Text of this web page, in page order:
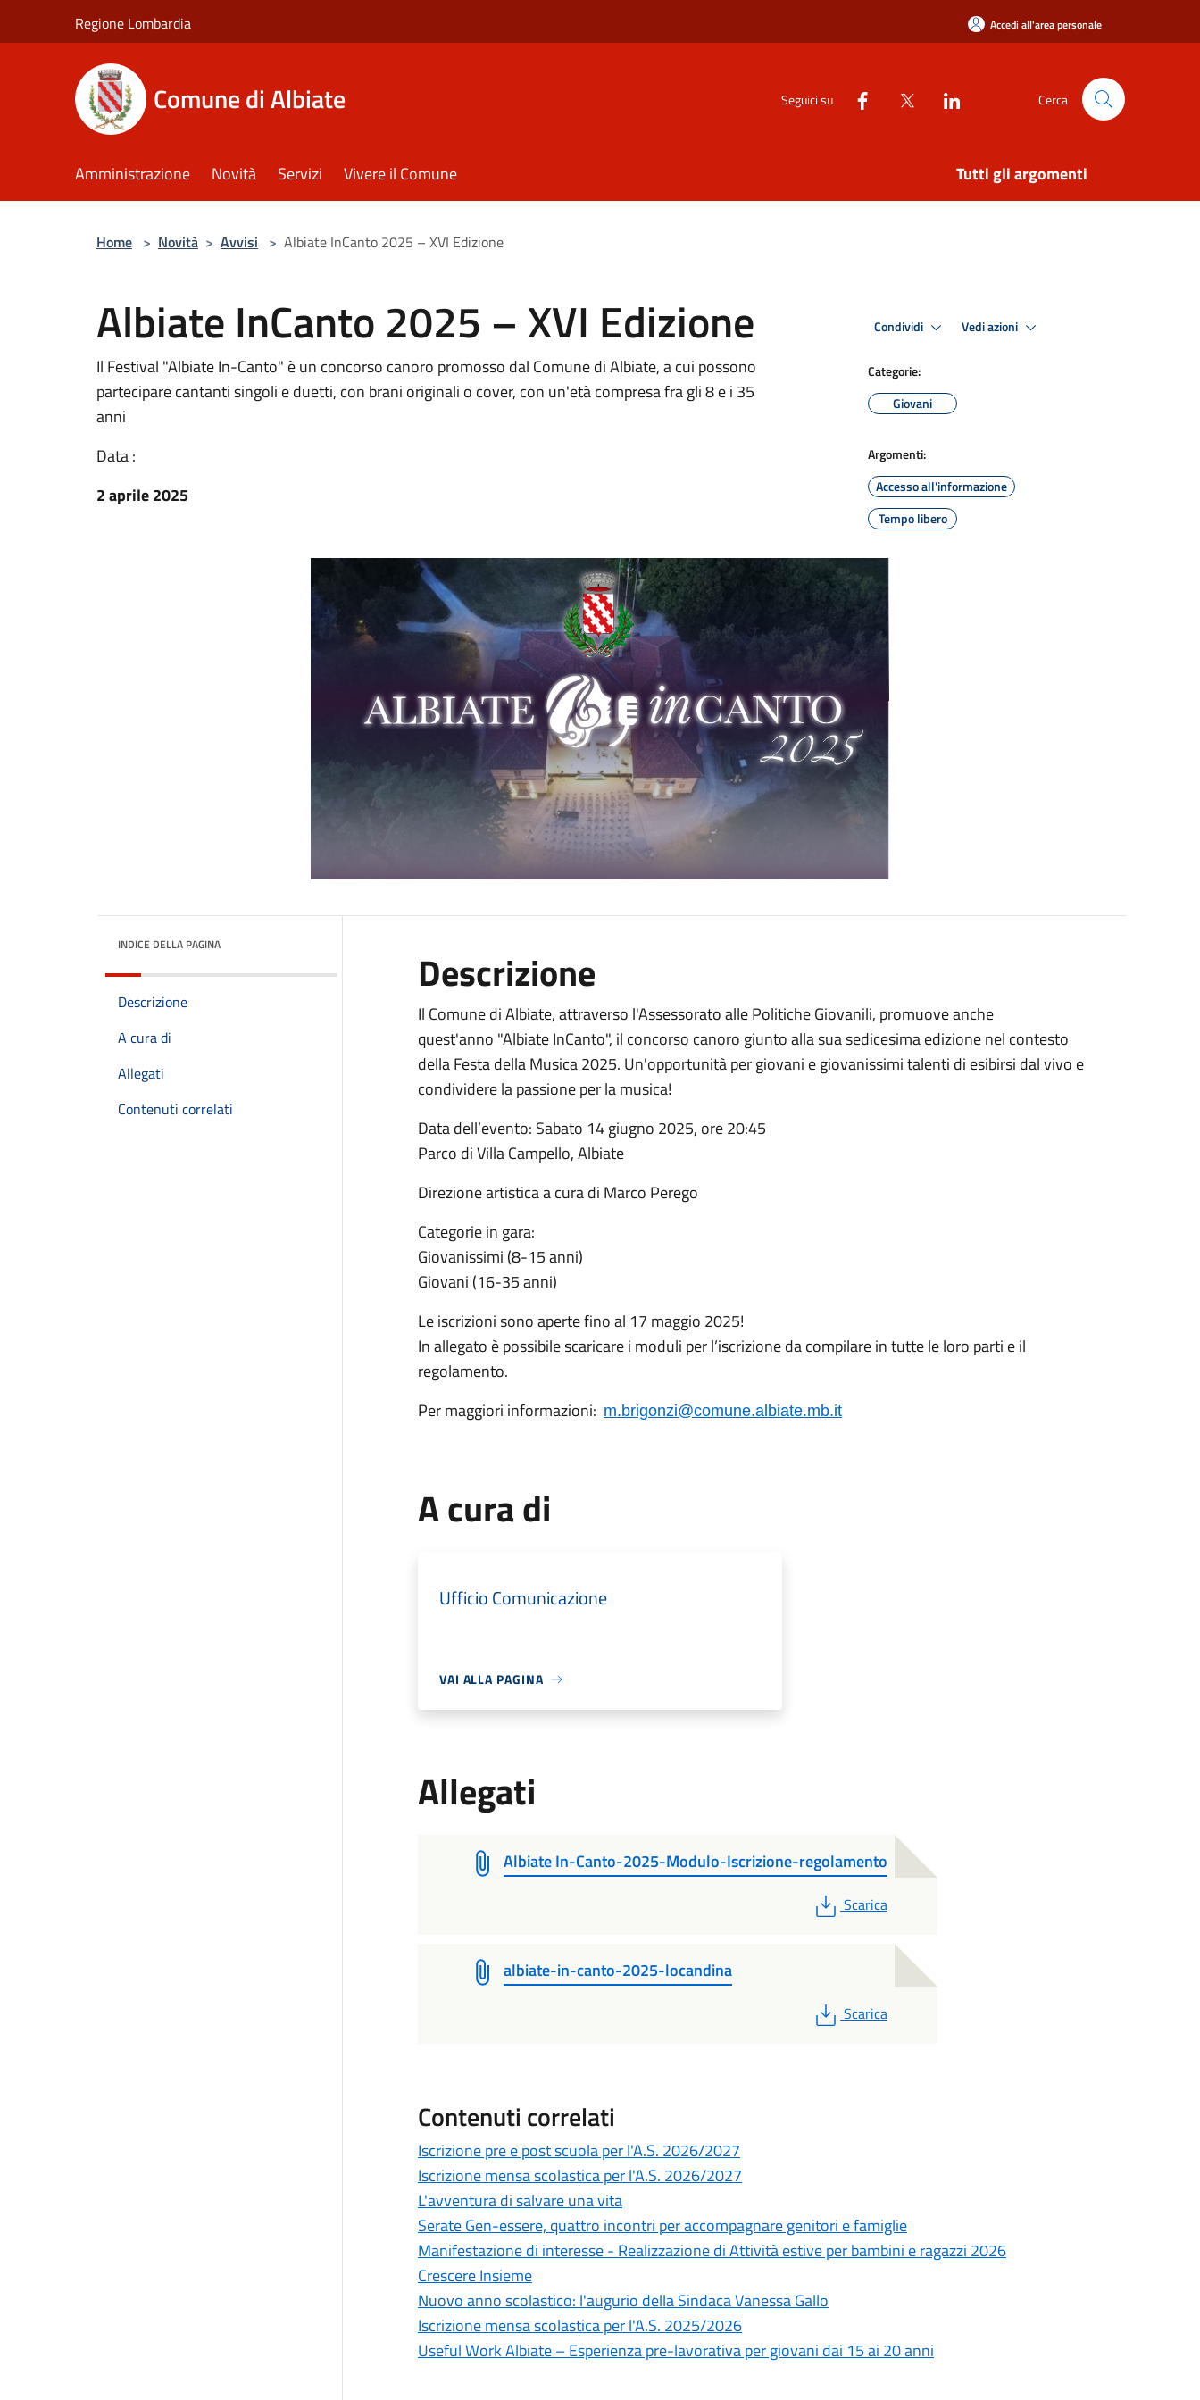
Regione Lombardia Accedi all'area personale
Comune di Albiate Seguici su Cerca
Amministrazione Novità Servizi Vivere il Comune Tutti gli argomenti
Home > Novità > Avvisi > Albiate InCanto 2025 – XVI Edizione
Albiate InCanto 2025 – XVI Edizione
Il Festival "Albiate In-Canto" è un concorso canoro promosso dal Comune di Albiate, a cui possono
partecipare cantanti singoli e duetti, con brani originali o cover, con un'età compresa fra gli 8 e i 35
anni
Data :
2 aprile 2025
Condividi Vedi azioni
Categorie:
Giovani
Argomenti:
Accesso all'informazione
Tempo libero
INDICE DELLA PAGINA
Descrizione
A cura di
Allegati
Contenuti correlati
Descrizione
Il Comune di Albiate, attraverso l'Assessorato alle Politiche Giovanili, promuove anche
quest'anno "Albiate InCanto", il concorso canoro giunto alla sua sedicesima edizione nel contesto
della Festa della Musica 2025. Un'opportunità per giovani e giovanissimi talenti di esibirsi dal vivo e
condividere la passione per la musica!
Data dell’evento: Sabato 14 giugno 2025, ore 20:45
Parco di Villa Campello, Albiate
Direzione artistica a cura di Marco Perego
Categorie in gara:
Giovanissimi (8-15 anni)
Giovani (16-35 anni)
Le iscrizioni sono aperte fino al 17 maggio 2025!
In allegato è possibile scaricare i moduli per l’iscrizione da compilare in tutte le loro parti e il
regolamento.
Per maggiori informazioni: m.brigonzi@comune.albiate.mb.it
A cura di
Ufficio Comunicazione
VAI ALLA PAGINA
Allegati
Albiate In-Canto-2025-Modulo-Iscrizione-regolamento
PDF
Scarica
albiate-in-canto-2025-locandina
PDF
Scarica
Contenuti correlati
Iscrizione pre e post scuola per l'A.S. 2026/2027
Iscrizione mensa scolastica per l'A.S. 2026/2027
L'avventura di salvare una vita
Serate Gen-essere, quattro incontri per accompagnare genitori e famiglie
Manifestazione di interesse - Realizzazione di Attività estive per bambini e ragazzi 2026
Crescere Insieme
Nuovo anno scolastico: l'augurio della Sindaca Vanessa Gallo
Iscrizione mensa scolastica per l'A.S. 2025/2026
Useful Work Albiate – Esperienza pre-lavorativa per giovani dai 15 ai 20 anni